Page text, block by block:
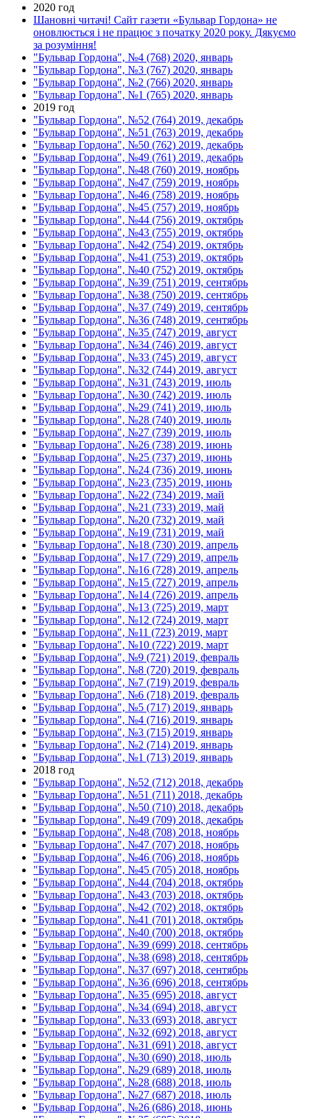
2020 год
Шановні читачі! Сайт газети «Бульвар Гордона» не
оновлюється і не працює з початку 2020 року. Дякуємо
за розуміння!
"Бульвар Гордона", №4 (768) 2020, январь
"Бульвар Гордона", №3 (767) 2020, январь
"Бульвар Гордона", №2 (766) 2020, январь
"Бульвар Гордона", №1 (765) 2020, январь
2019 год
"Бульвар Гордона", №52 (764) 2019, декабрь
"Бульвар Гордона", №51 (763) 2019, декабрь
"Бульвар Гордона", №50 (762) 2019, декабрь
"Бульвар Гордона", №49 (761) 2019, декабрь
"Бульвар Гордона", №48 (760) 2019, ноябрь
"Бульвар Гордона", №47 (759) 2019, ноябрь
"Бульвар Гордона", №46 (758) 2019, ноябрь
"Бульвар Гордона", №45 (757) 2019, ноябрь
"Бульвар Гордона", №44 (756) 2019, октябрь
"Бульвар Гордона", №43 (755) 2019, октябрь
"Бульвар Гордона", №42 (754) 2019, октябрь
"Бульвар Гордона", №41 (753) 2019, октябрь
"Бульвар Гордона", №40 (752) 2019, октябрь
"Бульвар Гордона", №39 (751) 2019, сентябрь
"Бульвар Гордона", №38 (750) 2019, сентябрь
"Бульвар Гордона", №37 (749) 2019, сентябрь
"Бульвар Гордона", №36 (748) 2019, сентябрь
"Бульвар Гордона", №35 (747) 2019, август
"Бульвар Гордона", №34 (746) 2019, август
"Бульвар Гордона", №33 (745) 2019, август
"Бульвар Гордона", №32 (744) 2019, август
"Бульвар Гордона", №31 (743) 2019, июль
"Бульвар Гордона", №30 (742) 2019, июль
"Бульвар Гордона", №29 (741) 2019, июль
"Бульвар Гордона", №28 (740) 2019, июль
"Бульвар Гордона", №27 (739) 2019, июль
"Бульвар Гордона", №26 (738) 2019, июнь
"Бульвар Гордона", №25 (737) 2019, июнь
"Бульвар Гордона", №24 (736) 2019, июнь
"Бульвар Гордона", №23 (735) 2019, июнь
"Бульвар Гордона", №22 (734) 2019, май
"Бульвар Гордона", №21 (733) 2019, май
"Бульвар Гордона", №20 (732) 2019, май
"Бульвар Гордона", №19 (731) 2019, май
"Бульвар Гордона", №18 (730) 2019, апрель
"Бульвар Гордона", №17 (729) 2019, апрель
"Бульвар Гордона", №16 (728) 2019, апрель
"Бульвар Гордона", №15 (727) 2019, апрель
"Бульвар Гордона", №14 (726) 2019, апрель
"Бульвар Гордона", №13 (725) 2019, март
"Бульвар Гордона", №12 (724) 2019, март
"Бульвар Гордона", №11 (723) 2019, март
"Бульвар Гордона", №10 (722) 2019, март
"Бульвар Гордона", №9 (721) 2019, февраль
"Бульвар Гордона", №8 (720) 2019, февраль
"Бульвар Гордона", №7 (719) 2019, февраль
"Бульвар Гордона", №6 (718) 2019, февраль
"Бульвар Гордона", №5 (717) 2019, январь
"Бульвар Гордона", №4 (716) 2019, январь
"Бульвар Гордона", №3 (715) 2019, январь
"Бульвар Гордона", №2 (714) 2019, январь
"Бульвар Гордона", №1 (713) 2019, январь
2018 год
"Бульвар Гордона", №52 (712) 2018, декабрь
"Бульвар Гордона", №51 (711) 2018, декабрь
"Бульвар Гордона", №50 (710) 2018, декабрь
"Бульвар Гордона", №49 (709) 2018, декабрь
"Бульвар Гордона", №48 (708) 2018, ноябрь
"Бульвар Гордона", №47 (707) 2018, ноябрь
"Бульвар Гордона", №46 (706) 2018, ноябрь
"Бульвар Гордона", №45 (705) 2018, ноябрь
"Бульвар Гордона", №44 (704) 2018, октябрь
"Бульвар Гордона", №43 (703) 2018, октябрь
"Бульвар Гордона", №42 (702) 2018, октябрь
"Бульвар Гордона", №41 (701) 2018, октябрь
"Бульвар Гордона", №40 (700) 2018, октябрь
"Бульвар Гордона", №39 (699) 2018, сентябрь
"Бульвар Гордона", №38 (698) 2018, сентябрь
"Бульвар Гордона", №37 (697) 2018, сентябрь
"Бульвар Гордона", №36 (696) 2018, сентябрь
"Бульвар Гордона", №35 (695) 2018, август
"Бульвар Гордона", №34 (694) 2018, август
"Бульвар Гордона", №33 (693) 2018, август
"Бульвар Гордона", №32 (692) 2018, август
"Бульвар Гордона", №31 (691) 2018, август
"Бульвар Гордона", №30 (690) 2018, июль
"Бульвар Гордона", №29 (689) 2018, июль
"Бульвар Гордона", №28 (688) 2018, июль
"Бульвар Гордона", №27 (687) 2018, июль
"Бульвар Гордона", №26 (686) 2018, июнь